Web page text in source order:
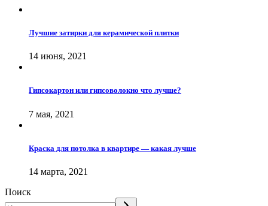
Лучшие затирки для керамической плитки
14 июня, 2021
Гипсокартон или гипсоволокно что лучше?
7 мая, 2021
Краска для потолка в квартире — какая лучше
14 марта, 2021
Поиск